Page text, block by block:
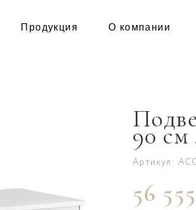
Продукция О компании
90 см
Артикул:
56